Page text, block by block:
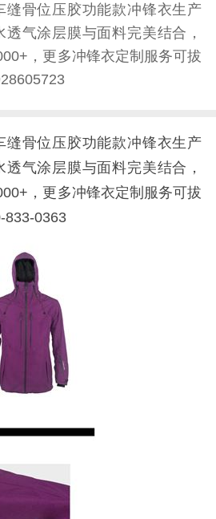
缝骨位压胶功能款冲锋衣生产
气涂层膜与面料完美结合，
，更多冲锋衣定制服务可拔
缝骨位压胶功能款冲锋衣生产
气涂层膜与面料完美结合，
，更多冲锋衣定制服务可拔
833-0363